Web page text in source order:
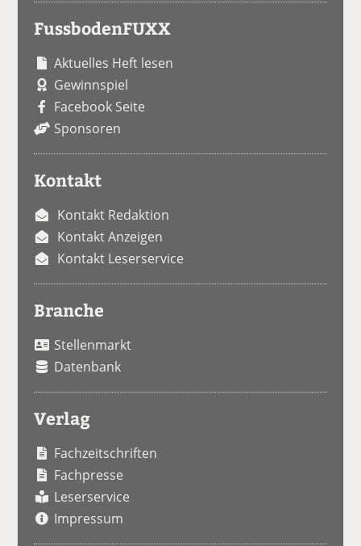
FussbodenFUXX
Aktuelles Heft lesen
Gewinnspiel
Facebook Seite
Sponsoren
Kontakt
Kontakt Redaktion
Kontakt Anzeigen
Kontakt Leserservice
Branche
Stellenmarkt
Datenbank
Verlag
Fachzeitschriften
Fachpresse
Leserservice
Impressum